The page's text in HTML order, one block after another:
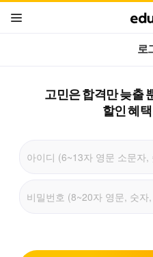
로
고민은 합격만 늦출
할인 혜